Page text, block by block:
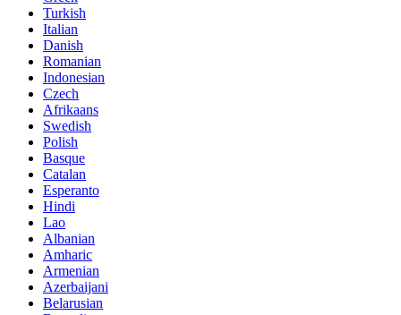
Turkish
Italian
Danish
Romanian
Indonesian
Czech
Afrikaans
Swedish
Polish
Basque
Catalan
Esperanto
Hindi
Lao
Albanian
Amharic
Armenian
Azerbaijani
Belarusian